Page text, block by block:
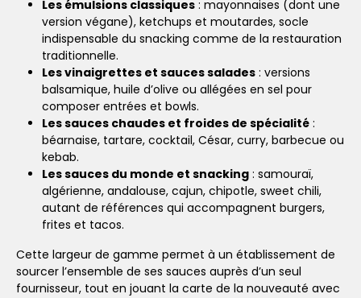
Les émulsions classiques : mayonnaises (dont une
version végane), ketchups et moutardes, socle
indispensable du snacking comme de la restauration
traditionnelle.
Les vinaigrettes et sauces salades : versions
balsamique, huile d’olive ou allégées en sel pour
composer entrées et bowls.
Les sauces chaudes et froides de spécialité :
béarnaise, tartare, cocktail, César, curry, barbecue ou
kebab.
Les sauces du monde et snacking : samouraï,
algérienne, andalouse, cajun, chipotle, sweet chili,
autant de références qui accompagnent burgers,
frites et tacos.
Cette largeur de gamme permet à un établissement de
sourcer l’ensemble de ses sauces auprès d’un seul
fournisseur, tout en jouant la carte de la nouveauté avec